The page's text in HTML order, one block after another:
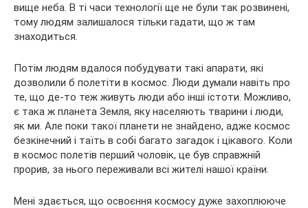
вище неба. В ті часи технології ще не були так розвинені,
тому людям залишалося тільки гадати, що ж там
знаходиться.
Потім людям вдалося побудувати такі апарати, які
дозволили б полетіти в космос. Люди думали навіть про
те, що де-то теж живуть люди або інші істоти. Можливо,
є така ж планета Земля, яку населяють тварини і люди,
як ми. Але поки такої планети не знайдено, адже космос
безкінечний і таїть в собі багато загадок і цікавого. Коли
в космос полетів перший чоловік, це був справжній
прорив, за нього переживали всі жителі нашої країни.
Мені здається, що освоєння космосу дуже захоплююче